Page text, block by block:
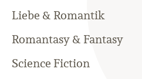
Liebe & Romantik
Romantasy & Fantasy
Science Fiction